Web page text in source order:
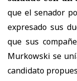
que el senador
expresado sus
que sus
Murkowski se
candidato